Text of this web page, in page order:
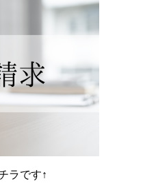
ラです↑